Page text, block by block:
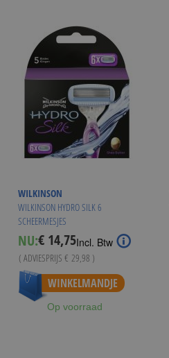
WILKINSON
WILKINSON HYDRO SILK 6
SCHEERMESJES
NU:Special
Price
€ 14,75Incl. Btw
( ADVIESPRIJS € 29,98 )
Vanaf € 13,49
WINKELMANDJE
Op voorraad